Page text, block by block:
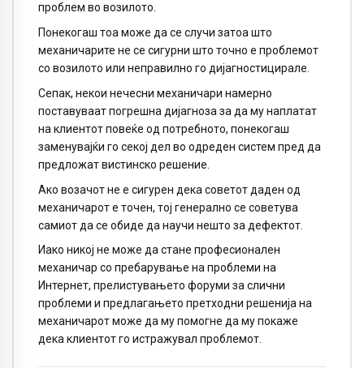
проблем во возилото.
Понекогаш тоа може да се случи затоа што
механичарите не се сигурни што точно е проблемот
со возилото или неправилно го дијагностицирале.
Сепак, некои нечесни механичари намерно
поставуваат погрешна дијагноза за да му наплатат
на клиентот повеќе од потребното, понекогаш
заменувајќи го секој дел во одреден систем пред да
предложат вистинско решение.
Ако возачот не е сигурен дека советот даден од
механичарот е точен, тој генерално се советува
самиот да се обиде да научи нешто за дефектот.
Иако никој не може да стане професионален
механичар со пребарување на проблеми на
Интернет, прелистувањето форуми за слични
проблеми и предлагањето претходни решенија на
механичарот може да му помогне да му покаже
дека клиентот го истражувал проблемот.